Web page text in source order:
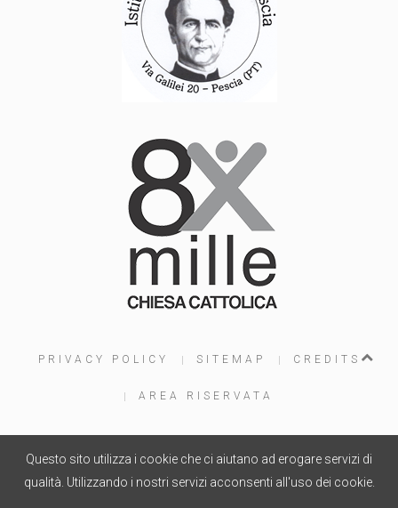
Questo sito utilizza i cookie che ci aiutano ad erogare servizi di
qualità. Utilizzando i nostri servizi acconsenti all'uso dei cookie.
PRIVACY POLICY SITEMAP CREDITS
AREA RISERVATA
PROGETTO WEB WOOLA.IT - COPYRIGHT © 2015